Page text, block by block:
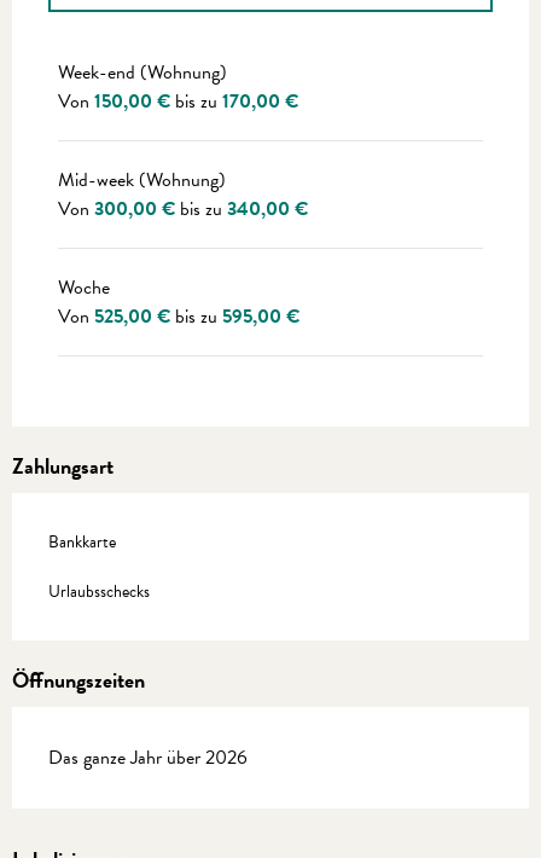
Week-end (Wohnung)
Von 150,00 € bis zu 170,00 €
Mid-week (Wohnung)
Von 300,00 € bis zu 340,00 €
Woche
Von 525,00 € bis zu 595,00 €
Zahlungsart
Bankkarte
Urlaubsschecks
Öffnungszeiten
Das ganze Jahr über 2026